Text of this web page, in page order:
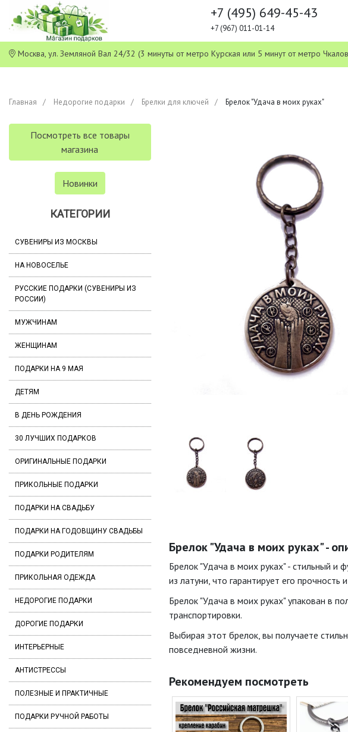
+7 (495) 649-45-43
+7 (967) 011-01-14
Москва, ул. Земляной Вал 24/32 (3 минуты от метро Курская или 5 минут от метро
Главная Недорогие подарки Брелки для ключей Брелок "Удача в моих руках"
Посмотреть все товары
магазина
Новинки
КАТЕГОРИИ
СУВЕНИРЫ ИЗ МОСКВЫ
НА НОВОСЕЛЬЕ
РУССКИЕ ПОДАРКИ (СУВЕНИРЫ ИЗ
РОССИИ)
МУЖЧИНАМ
ЖЕНЩИНАМ
ПОДАРКИ НА 9 МАЯ
ДЕТЯМ
В ДЕНЬ РОЖДЕНИЯ
30 ЛУЧШИХ ПОДАРКОВ
ОРИГИНАЛЬНЫЕ ПОДАРКИ
ПРИКОЛЬНЫЕ ПОДАРКИ
ПОДАРКИ НА СВАДЬБУ
ПОДАРКИ НА ГОДОВЩИНУ СВАДЬБЫ
ПОДАРКИ РОДИТЕЛЯМ
ПРИКОЛЬНАЯ ОДЕЖДА
НЕДОРОГИЕ ПОДАРКИ
ДОРОГИЕ ПОДАРКИ
ИНТЕРЬЕРНЫЕ
АНТИСТРЕССЫ
ПОЛЕЗНЫЕ И ПРАКТИЧНЫЕ
ПОДАРКИ РУЧНОЙ РАБОТЫ
Брелок "Удача в моих руках" -
Брелок "Удача в моих руках" - стильный и
из латуни, что гарантирует его прочность
Брелок "Удача в моих руках" упакован в
транспортировки.
Выбирая этот брелок, вы получаете
повседневной жизни.
Рекомендуем посмотреть